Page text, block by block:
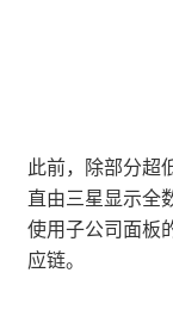
此前，除部分超
直由三星显示全
使用子公司面板
应链。